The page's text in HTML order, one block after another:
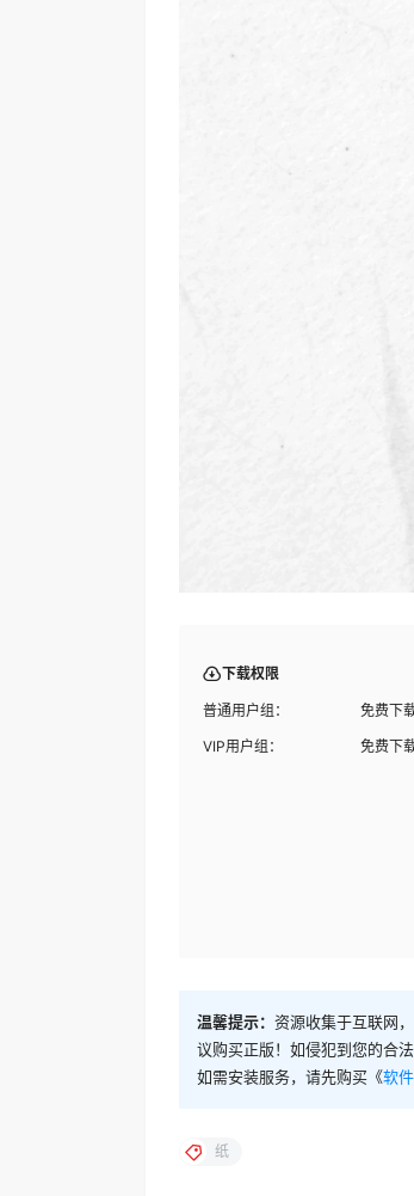
下载权限
普通用户组：
免费下
VIP用户组：
免费下
温馨提示： 资源收集于互联网
议购买正版！如侵犯到您的合
如需安装服务，请先购买《软
纸